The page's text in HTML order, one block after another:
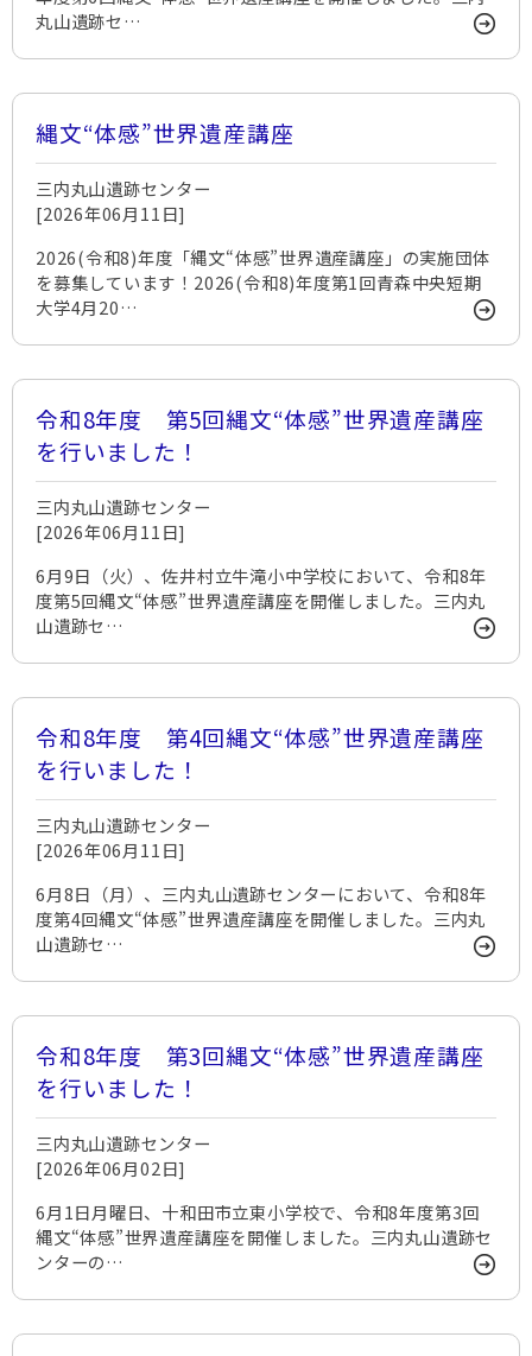
丸山遺跡セ…
縄文“体感”世界遺産講座
三内丸山遺跡センター
[2026年06月11日]
2026(令和8)年度「縄文“体感”世界遺産講座」の実施団体
を募集しています！2026(令和8)年度第1回青森中央短期
大学4月20…
令和8年度 第5回縄文“体感”世界遺産講座
を行いました！
三内丸山遺跡センター
[2026年06月11日]
6月9日（火）、佐井村立牛滝小中学校において、令和8年
度第5回縄文“体感”世界遺産講座を開催しました。三内丸
山遺跡セ…
令和8年度 第4回縄文“体感”世界遺産講座
を行いました！
三内丸山遺跡センター
[2026年06月11日]
6月8日（月）、三内丸山遺跡センターにおいて、令和8年
度第4回縄文“体感”世界遺産講座を開催しました。三内丸
山遺跡セ…
令和8年度 第3回縄文“体感”世界遺産講座
を行いました！
三内丸山遺跡センター
[2026年06月02日]
6月1日月曜日、十和田市立東小学校で、令和8年度第3回
縄文“体感”世界遺産講座を開催しました。三内丸山遺跡セ
ンターの…